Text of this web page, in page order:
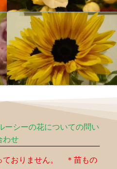
ーシーの花についての問い
わせ
ておりません。 ＊苗もの